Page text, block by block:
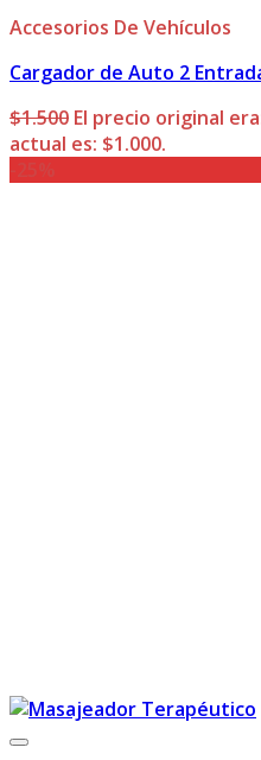
Accesorios De Vehículos
Cargador de Auto 2
$1.500 El precio original
actual es: $1.000.